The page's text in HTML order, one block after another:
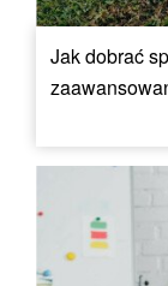
Jak dobrać